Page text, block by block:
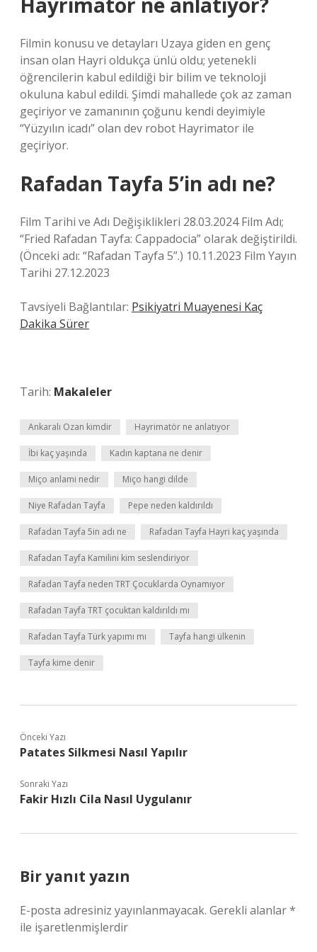
Filmin konusu ve detayları Uzaya giden en genç
insan olan Hayri oldukça ünlü oldu; yetenekli
öğrencilerin kabul edildiği bir bilim ve teknoloji
okuluna kabul edildi. Şimdi mahallede çok az zaman
geçiriyor ve zamanının çoğunu kendi deyimiyle
“Yüzyılın icadı” olan dev robot Hayrimator ile
geçiriyor.
Rafadan Tayfa 5’in adı ne?
Film Tarihi ve Adı Değişiklikleri 28.03.2024 Film Adı;
“Fried Rafadan Tayfa: Cappadocia” olarak değiştirildi.
(Önceki adı: “Rafadan Tayfa 5”.) 10.11.2023 Film Yayın
Tarihi 27.12.2023
Tavsiyeli Bağlantılar: Psikiyatri Muayenesi Kaç
Dakika Sürer
Tarih: Makaleler
Ankaralı Ozan kimdir Hayrimatör ne anlatıyor
İbi kaç yaşında Kadın kaptana ne denir
Miço anlami nedir Miço hangi dilde
Niye Rafadan Tayfa Pepe neden kaldırıldı
Rafadan Tayfa 5in adı ne Rafadan Tayfa Hayri kaç yaşında
Rafadan Tayfa Kamilini kim seslendiriyor
Rafadan Tayfa neden TRT Çocuklarda Oynamıyor
Rafadan Tayfa TRT çocuktan kaldırıldı mı
Rafadan Tayfa Türk yapımı mı Tayfa hangi ülkenin
Tayfa kime denir
Önceki Yazı
Patates Silkmesi Nasıl Yapılır
Sonraki Yazı
Fakir Hızlı Cila Nasıl Uygulanır
Bir yanıt yazın
E-posta adresiniz yayınlanmayacak. Gerekli alanlar*
ile işaretlenmişlerdir